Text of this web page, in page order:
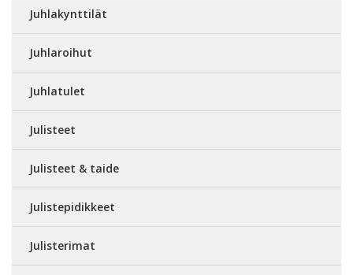
Juhlakynttilät
Juhlaroihut
Juhlatulet
Julisteet
Julisteet & taide
Julistepidikkeet
Julisterimat